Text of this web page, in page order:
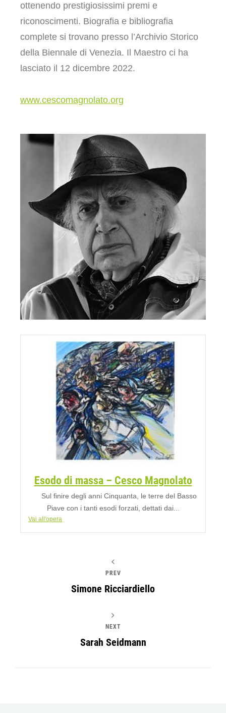
ottenendo prestigiosissimi premi e
riconoscimenti. Biografia e bibliografia
complete si trovano presso l’Archivio Storico
della Biennale di Venezia. Il Maestro ci ha
lasciato il 12 dicembre 2022.
www.cescomagnolato.org
Esodo di massa – Cesco Magnolato
Sul finire degli anni Cinquanta, le terre del Basso
Piave con i tanti esodi forzati, dettati dai...
Vai all'opera
PREV
Simone Ricciardiello
NEXT
Sarah Seidmann